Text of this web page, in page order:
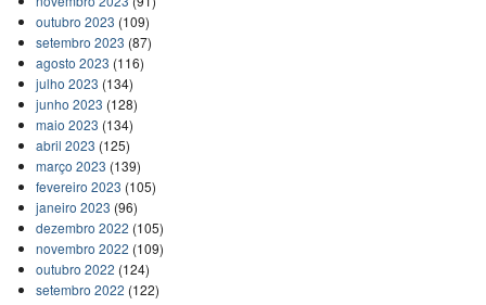
outubro 2023 (109)
setembro 2023 (87)
agosto 2023 (116)
julho 2023 (134)
junho 2023 (128)
maio 2023 (134)
abril 2023 (125)
março 2023 (139)
fevereiro 2023 (105)
janeiro 2023 (96)
dezembro 2022 (105)
novembro 2022 (109)
outubro 2022 (124)
setembro 2022 (122)